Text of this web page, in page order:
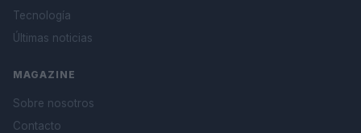
Tecnología
Últimas noticias
MAGAZINE
Sobre nosotros
Contacto